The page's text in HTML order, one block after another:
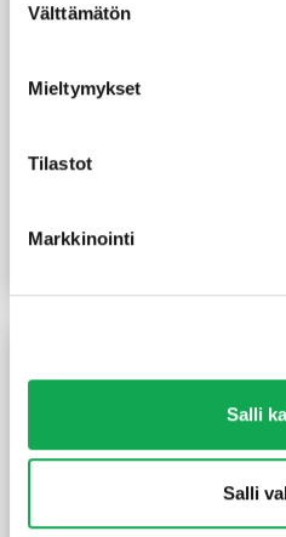
valinta
Välttämätön
Mieltymykset
Tilastot
Markkinointi
Salli
Salli
Sisustuspaneeli Siparila
0,00€ /pkt